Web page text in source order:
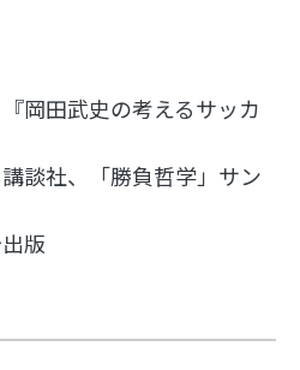
岡田武史の考えるサッカ
談社、「勝負哲学」サン
版